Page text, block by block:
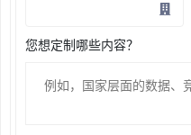
您想定制哪些内容？